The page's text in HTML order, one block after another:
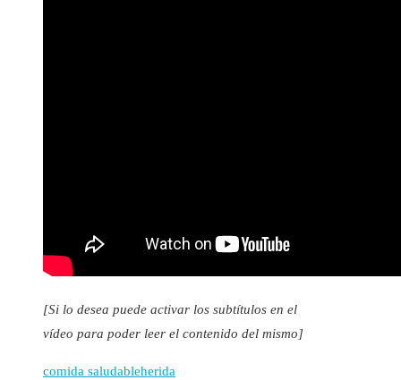
[Si lo desea puede activar los subtítulos en el
vídeo para poder leer el contenido del mismo]
comida saludableherida